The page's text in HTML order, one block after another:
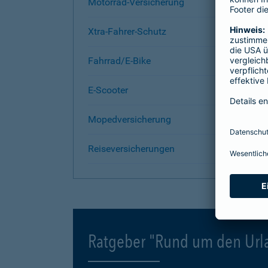
Xtra-Fahrer-Schutz
Fahrrad/E-Bike
E-Scooter
Mopedversicherung
Reiseversicherungen
Ratgeber "Rund um den